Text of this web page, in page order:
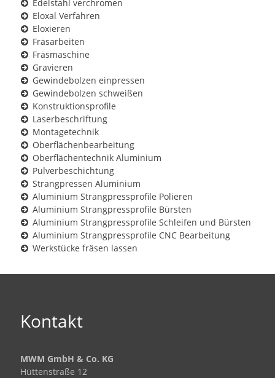
Edelstahl verchromen
Eloxal Verfahren
Eloxieren
Fräsarbeiten
Fräsmaschine
Gravieren
Gewindebolzen einpressen
Gewindebolzen schweißen
Konstruktionsprofile
Laserbeschriftung
Montagetechnik
Oberflächenbearbeitung
Oberflächentechnik Aluminium
Pulverbeschichtung
Strangpressen Aluminium
Aluminium Strangpressprofile Polieren
Aluminium Strangpressprofile Bürsten
Aluminium Strangpressprofile Schleifen und Bürsten
Aluminium Strangpressprofile CNC Bearbeitung
Werkstücke fräsen lassen
Kontakt
MWM GmbH & Co. KG
Hüttenstraße 12